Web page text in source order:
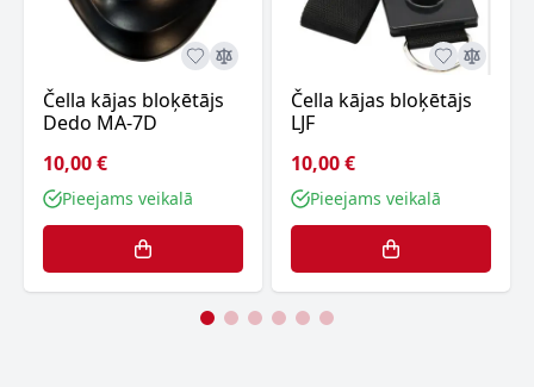
Čella kājas bloķētājs
Dedo MA-7D
10,00 €
Pieejams veikalā
Čella kājas bloķētājs
LJF
10,00 €
Pieejams veikalā